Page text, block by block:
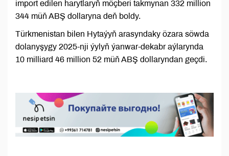
import edilen harytlaryň möçberi takmynan 332 million
344 müň ABŞ dollaryna deň boldy.
Türkmenistan bilen Hytaýyň arasyndaky özara söwda
dolanyşygy 2025-nji ýylyň ýanwar-dekabr aýlarynda
10 milliard 46 million 52 müň ABŞ dollaryndan geçdi.